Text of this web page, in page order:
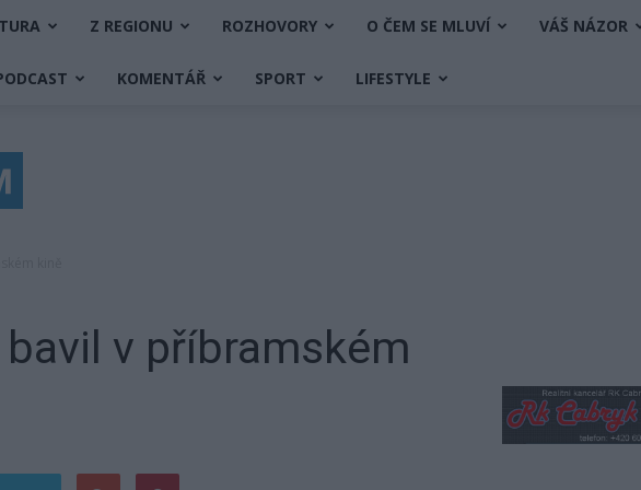
Z REGIONU ROZHOVORY O ČEM SE MLUVÍ VÁŠ NÁZOR
KOMENTÁŘ SPORT LIFESTYLE
v příbramském